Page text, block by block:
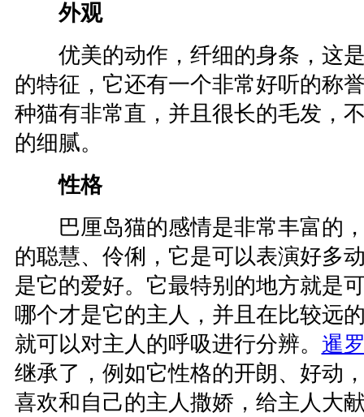
外观
优美的动作，纤细的身条，这是
的特征，它还有一个非常好听的称
种猫有非常直，并且很长的毛发，
的细腻。
性格
巴厘岛猫的感情是非常丰富的，
的聪慧、伶俐，它是可以表演好多
是它的爱好。它最特别的地方就是
哪个才是它的主人，并且在比较远
就可以对主人的呼吸进行分辨。 暹
继承了，例如它性格的开朗、好动
喜欢和自己的主人撒娇，给主人大